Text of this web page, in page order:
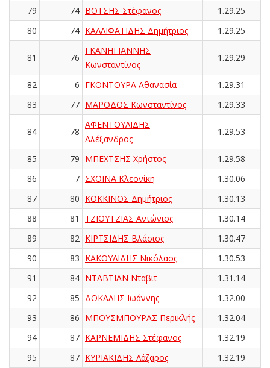
79
74 ΒΟΤΣΗΣ Στέφανος
1.29.25
80
74 ΚΑΛΛΙΦΑΤΙΔΗΣ Δημήτριος 1.29.25
81 76
ΓΚΑΝΗΓΙΑΝΝΗΣ
Κωνσταντίνος
1.29.29
82 6 ΓΚΟΝΤΟΥΡΑ Αθανασία
1.29.31
83
77 ΜΑΡΟΔΟΣ Κωνσταντίνος 1.29.33
84 78
ΑΦΕΝΤΟΥΛΙΔΗΣ
Αλέξανδρος
1.29.53
85 79 ΜΠΕΧΤΣΗΣ Χρήστος
1.29.58
86
7 ΣΧΟΙΝΑ Κλεονίκη
1.30.06
87
80 ΚΟΚΚΙΝΟΣ Δημήτριος
1.30.13
88
81 ΤΖΙΟΥΤΖΙΑΣ Αντώνιος
1.30.14
89
82 ΚΙΡΤΣΙΔΗΣ Βλάσιος
1.30.47
90
83 ΚΑΚΟΥΛΙΔΗΣ Νικόλαος
1.30.53
91
84 ΝΤΑΒΤΙΑΝ Νταβιτ
1.31.14
92
85 ΔΟΚΑΛΗΣ Ιωάννης
1.32.00
93
86 ΜΠΟΥΣΜΠΟΥΡΑΣ Περικλής
1.32.04
94
87 ΚΑΡΝΕΜΙΔΗΣ Στέφανος
1.32.19
95
87 ΚΥΡΙΑΚΙΔΗΣ Λάζαρος
1.32.19